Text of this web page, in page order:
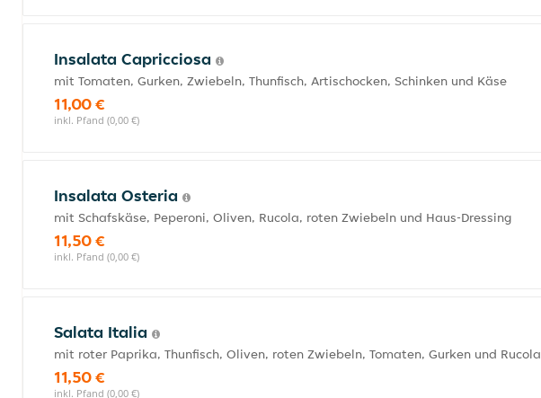
Insalata Capricciosa
mit Tomaten, Gurken, Zwiebeln, Thunfisch, Artischocken, Schinken und Käse
11,00 €
inkl. Pfand (0,00 €)
Insalata Osteria
mit Schafskäse, Peperoni, Oliven, Rucola, roten Zwiebeln und Haus-Dressing
11,50 €
inkl. Pfand (0,00 €)
Salata Italia
mit roter Paprika, Thunfisch, Oliven, roten Zwiebeln, Tomaten, Gurken und Rucola
11,50 €
inkl. Pfand (0,00 €)